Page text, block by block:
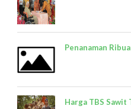
Penanaman
Harga TBS Sawit